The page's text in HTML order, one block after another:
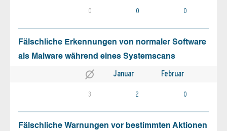
0 0 0
Fälschliche Erkennungen von normaler Software
als Malware während eines Systemscans
Januar Februar
3 2 0
Fälschliche Warnungen vor bestimmten Aktionen